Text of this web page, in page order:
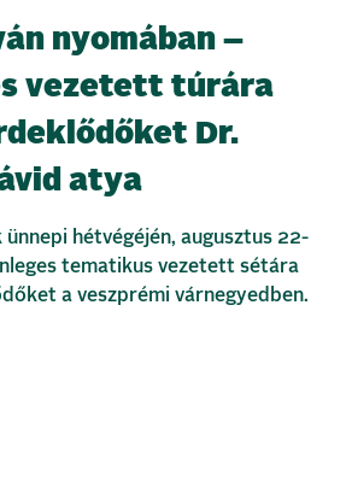
nyomában –
vezetett túrára
Dr.
atya
hétvégéjén, augusztus 22-
tematikus vezetett sétára
a veszprémi várnegyedben.